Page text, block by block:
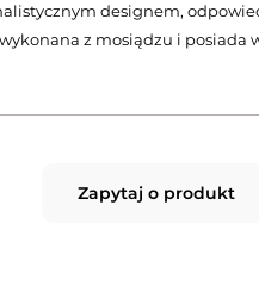
designem,
z mosiądzu i posiada
Zapytaj o produkt